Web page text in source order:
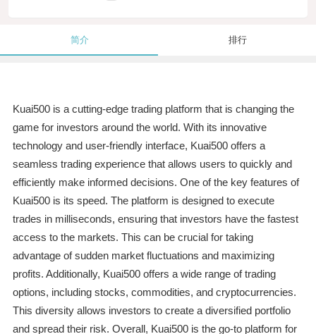
简介 排行
Kuai500 is a cutting-edge trading platform that is changing the
game for investors around the world. With its innovative
technology and user-friendly interface, Kuai500 offers a
seamless trading experience that allows users to quickly and
efficiently make informed decisions. One of the key features of
Kuai500 is its speed. The platform is designed to execute
trades in milliseconds, ensuring that investors have the fastest
access to the markets. This can be crucial for taking
advantage of sudden market fluctuations and maximizing
profits. Additionally, Kuai500 offers a wide range of trading
options, including stocks, commodities, and cryptocurrencies.
This diversity allows investors to create a diversified portfolio
and spread their risk. Overall, Kuai500 is the go-to platform for